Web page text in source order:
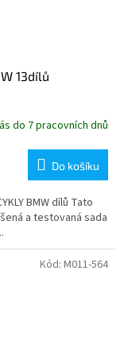
13dílů
do 7 pracovních dnů
Do košíku
BMW dílů Tato
a testovaná sada
Kód: M011-564